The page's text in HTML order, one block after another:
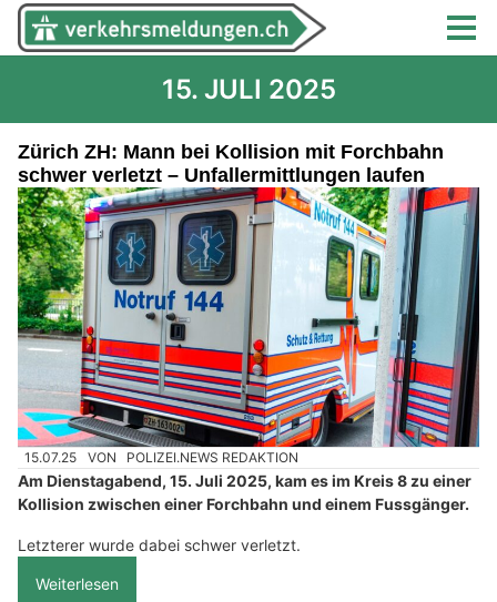
15. JULI 2025
Zürich ZH: Mann bei Kollision mit Forchbahn
schwer verletzt – Unfallermittlungen laufen
15.07.25 VON POLIZEI.NEWS REDAKTION
Am Dienstagabend, 15. Juli 2025, kam es im Kreis 8 zu einer
Kollision zwischen einer Forchbahn und einem Fussgänger.
Letzterer wurde dabei schwer verletzt.
Weiterlesen